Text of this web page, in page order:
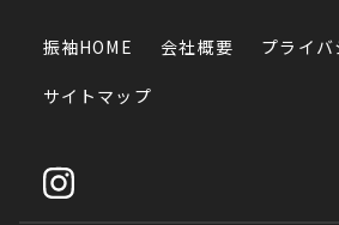
振袖HOME 会社概要 プライ
サイトマップ